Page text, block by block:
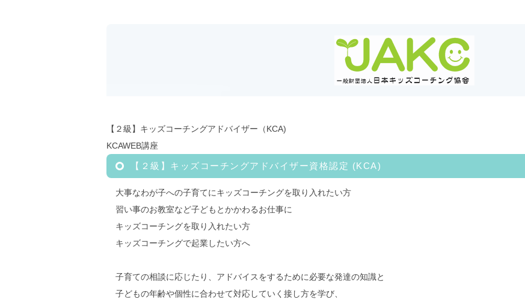
【２級】キッズコーチングアドバイザー（KCA)
KCAWEB講座
【２級】キッズコーチングアドバイザー資格認定 (KCA)
大事なわが子への子育てにキッズコーチングを取り入れたい方
習い事のお教室など子どもとかかわるお仕事に
キッズコーチングを取り入れたい方
キッズコーチングで起業したい方へ
子育ての相談に応じたり、アドバイスをするために必要な発達の知識と
子どもの年齢や個性に合わせて対応していく接し方を学び、